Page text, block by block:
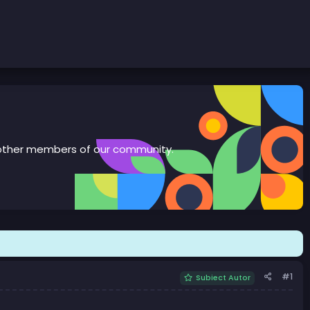
members of our community.
Subiect Autor #1